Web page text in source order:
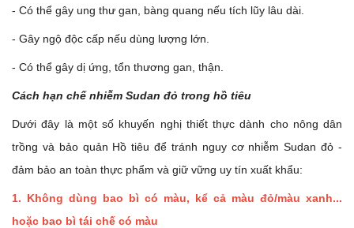
- Có thể gây ung thư gan, bàng quang nếu tích lũy lâu dài.
- Gây ngộ độc cấp nếu dùng lượng lớn.
- Có thể gây dị ứng, tổn thương gan, thận.
Cách hạn chế nhiễm Sudan đỏ trong hồ tiêu
Dưới đây là một số khuyến nghị thiết thực dành cho nông dân
trồng và bảo quản Hồ tiêu để tránh nguy cơ nhiễm Sudan đỏ -
đảm bảo an toàn thực phẩm và giữ vững uy tín xuất khẩu:
1. Không dùng bao bì có màu, kể cả màu đỏ/màu xanh...
hoặc bao bì tái chế có màu